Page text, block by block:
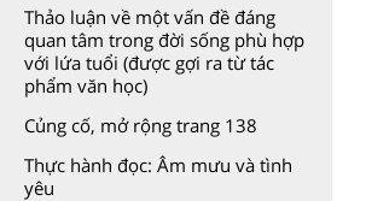
Thảo luận về một vấn đề đáng
quan tâm trong đời sống phù hợp
với lứa tuổi (được gợi ra từ tác
phẩm văn học)
Củng cố, mở rộng trang 138
Thực hành đọc: Âm mưu và tình
yêu